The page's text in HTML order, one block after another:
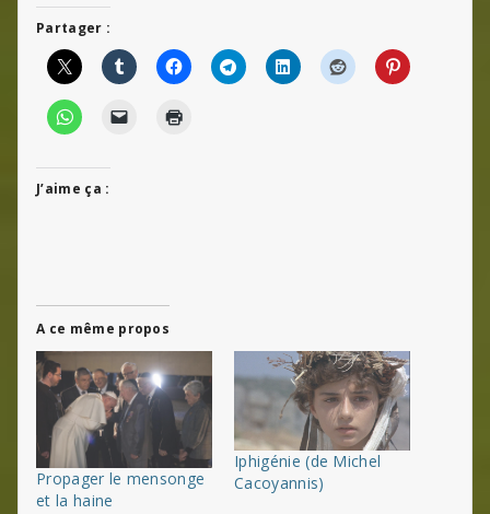
Partager :
J’aime ça :
A ce même propos
Propager le mensonge
et la haine
Iphigénie (de Michel
Cacoyannis)